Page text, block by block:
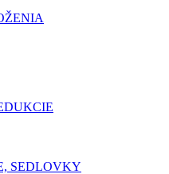
SEDLOVKY